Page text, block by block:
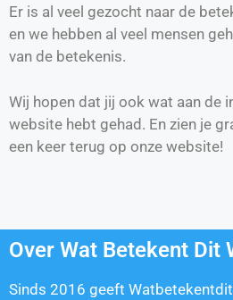
Er is al veel gezocht naar de
en we hebben al veel mensen
van de betekenis.
Wij hopen dat jij ook wat aan de
website hebt gehad. En zien je
een keer terug op onze website!
Over Wat Betekent Dit
Sinds 2016 geeft